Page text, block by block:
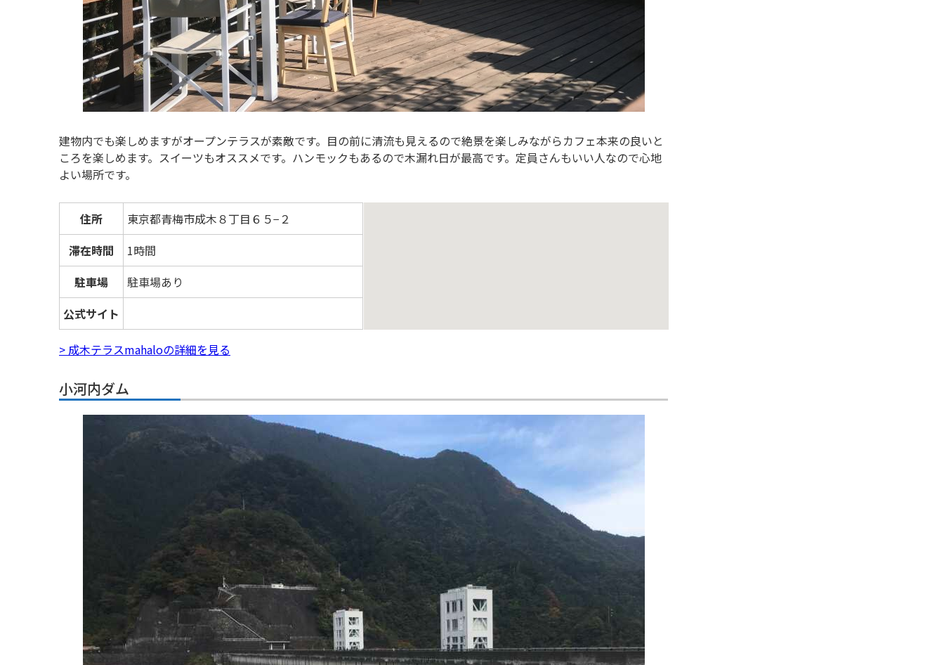
建物内でも楽しめますがオープンテラスが素敵です。目の前に清流も見えるので絶景を楽しみながらカフェ本来の良いと
ころを楽しめます。スイーツもオススメです。ハンモックもあるので木漏れ日が最高です。定員さんもいい人なので心地
よい場所です。
住所
東京都青梅市成木８丁目６５−２
滞在時間
1時間
駐車場
駐車場あり
公式サイト
> 成木テラスmahaloの詳細を見る
小河内ダム